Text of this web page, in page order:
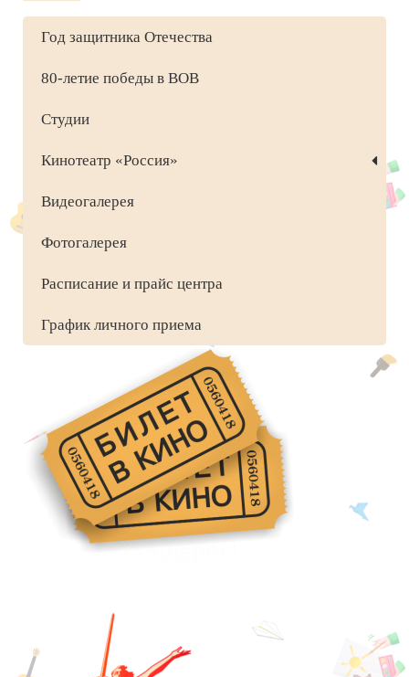
Год защитника Отечества
80-летие победы в ВОВ
Студии
Кинотеатр «Россия»
Видеогалерея
Фотогалерея
Расписание и прайс центра
График личного приема